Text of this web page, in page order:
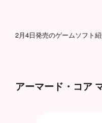
2月4日発売のゲームソフト紹
アーマード・コア